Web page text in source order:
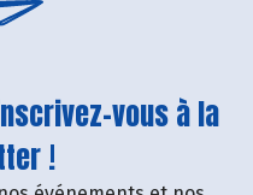
vous à la
!